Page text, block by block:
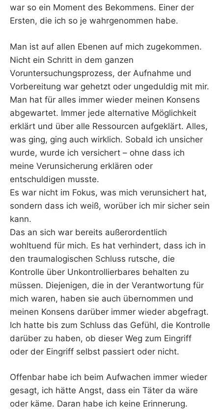
war so ein Moment des Bekommens. Einer der
Ersten, die ich so je wahrgenommen habe.
Man ist auf allen Ebenen auf mich zugekommen.
Nicht ein Schritt in dem ganzen
Voruntersuchungsprozess, der Aufnahme und
Vorbereitung war gehetzt oder ungeduldig mit mir.
Man hat für alles immer wieder meinen Konsens
abgewartet. Immer jede alternative Möglichkeit
erklärt und über alle Ressourcen aufgeklärt. Alles,
was ging, ging auch wirklich. Sobald ich unsicher
wurde, wurde ich versichert – ohne dass ich
meine Verunsicherung erklären oder
entschuldigen musste.
Es war nicht im Fokus, was mich verunsichert hat,
sondern dass ich weiß, worüber ich mir sicher sein
kann.
Das an sich war bereits außerordentlich
wohltuend für mich. Es hat verhindert, dass ich in
den traumalogischen Schluss rutsche, die
Kontrolle über Unkontrollierbares behalten zu
müssen. Diejenigen, die in der Verantwortung für
mich waren, haben sie auch übernommen und
meinen Konsens darüber immer wieder abgefragt.
Ich hatte bis zum Schluss das Gefühl, die Kontrolle
darüber zu haben, ob dieser Weg zum Eingriff
oder der Eingriff selbst passiert oder nicht.
Offenbar habe ich beim Aufwachen immer wieder
gesagt, ich hätte Angst, dass ein Täter da wäre
oder käme. Daran habe ich keine Erinnerung.